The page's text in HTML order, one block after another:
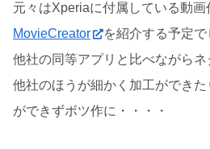
元々はXperiaに付属している動画
MovieCreator
を紹介する予定で
他社の同等アプリと比べながらネ
他社のほうが細かく加工ができ
ができずボツ作に・・・・